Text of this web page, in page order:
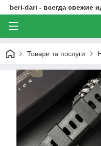
beri-dari - всегда свежие
Товари та послуги